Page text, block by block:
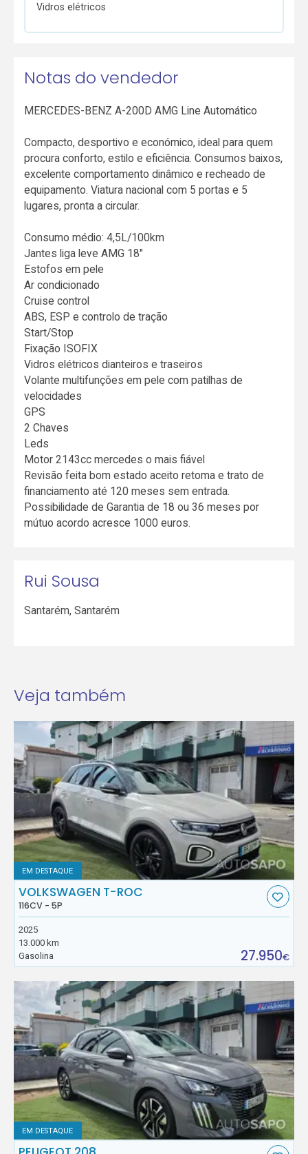
Vidros elétricos
Notas do vendedor
MERCEDES-BENZ A-200D AMG Line Automático
Compacto, desportivo e económico, ideal para quem
procura conforto, estilo e eficiência. Consumos baixos,
excelente comportamento dinâmico e recheado de
equipamento. Viatura nacional com 5 portas e 5
lugares, pronta a circular.
Consumo médio: 4,5L/100km
Jantes liga leve AMG 18"
Estofos em pele
Ar condicionado
Cruise control
ABS, ESP e controlo de tração
Start/Stop
Fixação ISOFIX
Vidros elétricos dianteiros e traseiros
Volante multifunções em pele com patilhas de
velocidades
GPS
2 Chaves
Leds
Motor 2143cc mercedes o mais fiável
Revisão feita bom estado aceito retoma e trato de
financiamento até 120 meses sem entrada.
Possibilidade de Garantia de 18 ou 36 meses por
mútuo acordo acresce 1000 euros.
Rui Sousa
Santarém,Santarém
Veja também
EM DESTAQUE
VOLKSWAGEN T-ROC
116CV - 5P
2025
13.000 km
Gasolina
27.950€
EM DESTAQUE